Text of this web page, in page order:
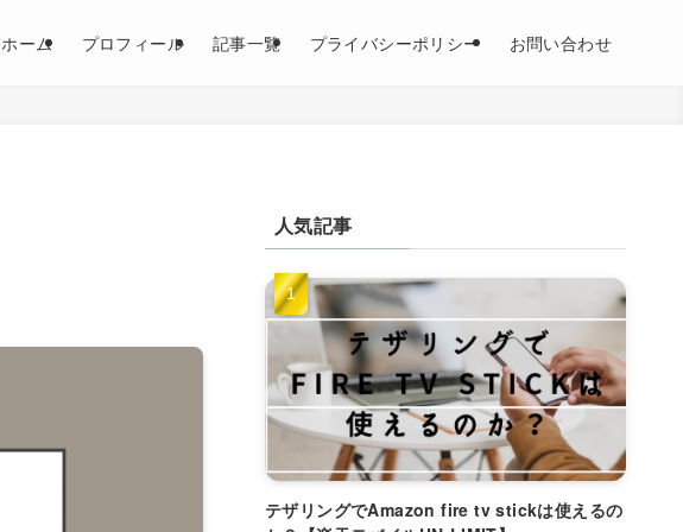
ホーム プロフィール 記事一覧 プライバシーポリシー お問い合わせ
人気記事
テザリングでAmazon fire tv stickは使えるの